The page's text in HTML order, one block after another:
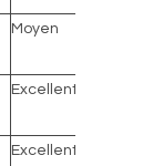
Moyen
Excellent
Excellent